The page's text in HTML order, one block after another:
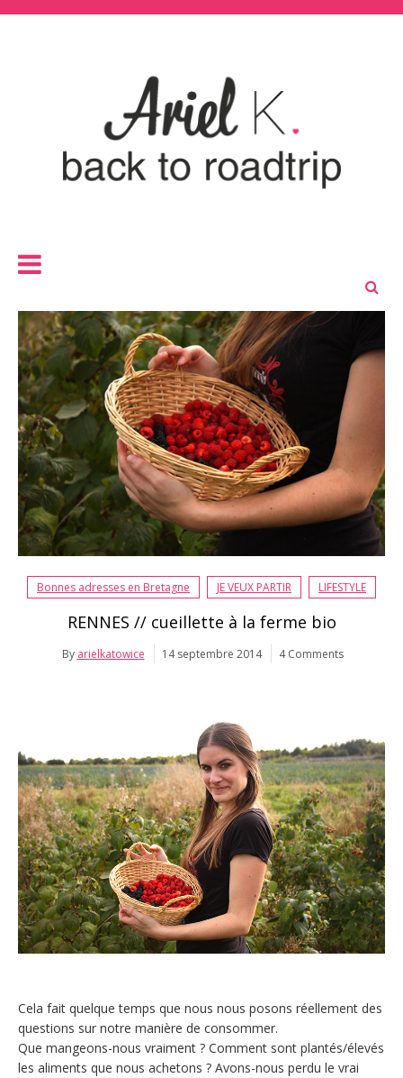
Bonnes adresses en Bretagne JE VEUX PARTIR LIFESTYLE
RENNES // cueillette à la ferme bio
By arielkatowice 14 septembre 2014 4 Comments
Cela fait quelque temps que nous nous posons réellement des
questions sur notre manière de consommer.
Que mangeons-nous vraiment ? Comment sont plantés/élevés
les aliments que nous achetons ? Avons-nous perdu le vrai